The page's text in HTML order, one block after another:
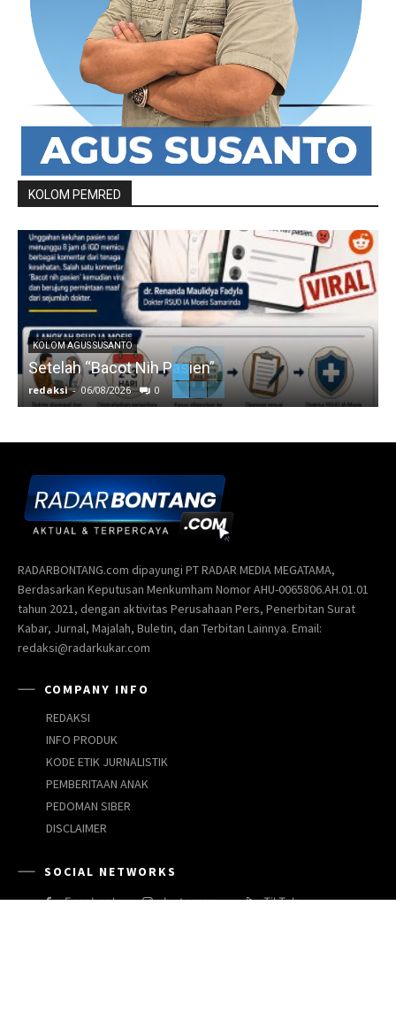
KOLOM PEMRED
KOLOM AGUS SUSANTO
Setelah “Bacot Nih Pasien”
redaksi - 06/08/2026 0
RADARBONTANG.com dipayungi PT RADAR MEDIA MEGATAMA,
Berdasarkan Keputusan Menkumham Nomor AHU-0065806.AH.01.01
tahun 2021, dengan aktivitas Perusahaan Pers, Penerbitan Surat
Kabar, Jurnal, Majalah, Buletin, dan Terbitan Lainnya. Email:
redaksi@radarkukar.com
COMPANY INFO
REDAKSI
INFO PRODUK
KODE ETIK JURNALISTIK
PEMBERITAAN ANAK
PEDOMAN SIBER
DISCLAIMER
SOCIAL NETWORKS
Facebook Instagram TikTok